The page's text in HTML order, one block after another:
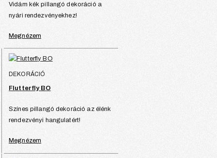
Vidám kék pillangó dekoráció a
nyári rendezvényekhez!
Megnézem
DEKORÁCIÓ
Flutterfly BO
Színes pillangó dekoráció az élénk
rendezvényi hangulatért!
Megnézem